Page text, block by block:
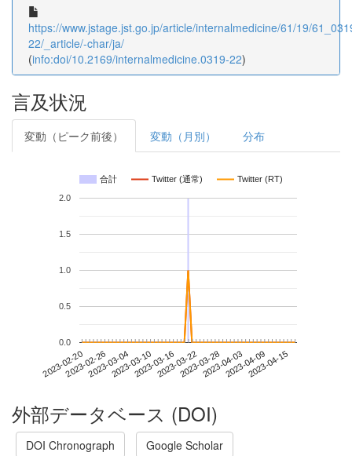
https://www.jstage.jst.go.jp/article/internalmedicine/61/19/
22/_article/-char/ja/
(info:doi/10.2169/internalmedicine.0319-22)
言及状況
変動（ピーク前後） 変動（月別） 分布
合計 Twitter (通常) Twitter (RT)
2023-02-202023-02-262023-03-042023-03-102023-03-162023-03-222023-03-282023-04-032023-04-092023-04-15
0.0
0.5
1.0
1.5
2.0
外部データベース (DOI)
DOI Chronograph Google Scholar